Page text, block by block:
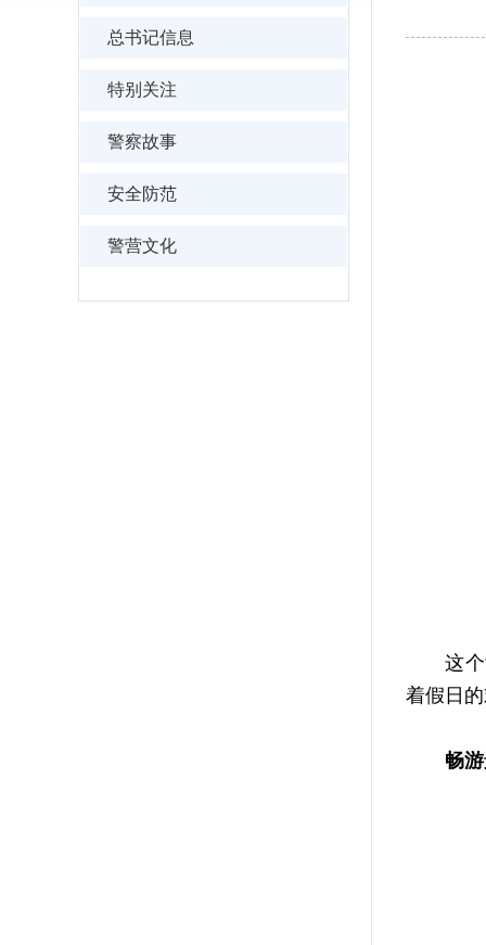
总书记信息
特别关注
警察故事
安全防范
警营文化
这个“
着假日的
畅